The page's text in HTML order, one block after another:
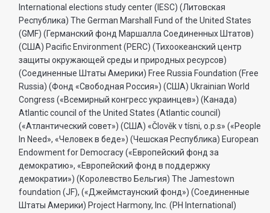
International elections study center (IESC) (Литовская
Республика) The German Marshall Fund of the United States
(GMF) (Германский фонд Маршалла Соединенных Штатов)
(США) Pacific Environment (PERC) (Тихоокеанский центр
защиты окружающей среды и природных ресурсов)
(Соединенные Штаты Америки) Free Russia Foundation (Free
Russia) (Фонд «Свободная Россия») (США) Ukrainian World
Congress («Всемирный конгресс украинцев») (Канада)
Atlantic council of the United States (Atlantic council)
(«Атлантический совет») (США) «Člověk v tísni, o.p.s» («People
In Need», «Человек в беде») (Чешская Республика) European
Endowment for Democracy («Европейский фонд за
демократию», «Европейский фонд в поддержку
демократии») (Королевство Бельгия) The Jamestown
foundation (JF), («Джеймстаунский фонд») (Соединенные
Штаты Америки) Project Harmony, Inc. (PH International)